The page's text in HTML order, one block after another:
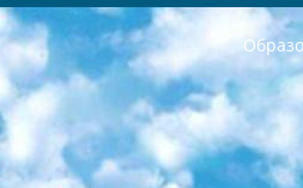
РЕСПУБЛИКА УЗБЕКИСТАН МИНИСТРЕРСТВО ДОШКОЛЬНОГО И ШКОЛЬНОГО ОБРАЗОВАНИЯ КОМАНДА в общеобразовательных учреждениях в 2023-2024 учебном году организация и проведение итоговой государственной аттестации обучающихся о Министра дошкольного и школьного образования Республики Узбекистан от 4 марта 2008 года (постановлением Минюста от 20 марта 2008 года № 1778 государственной регистрации) «Итоговое состояние учащихся общего среднего образования на основании положения об утверждении